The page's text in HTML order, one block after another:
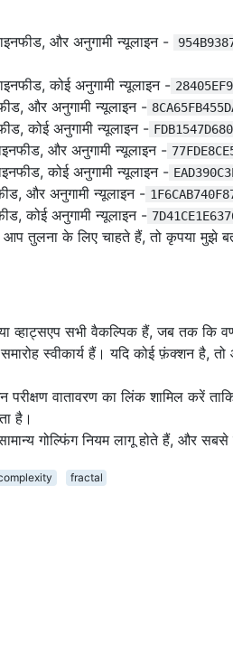
|
|
|
|
|
|
|
|
|
|
|
|
+                     |
| +                   |
+-++                  |
| +                   |
|
+                     |
|
+
+++
और अनुगामी न्यूलाइन -
कोई अनुगामी न्यूलाइन -
और अनुगामी न्यूलाइन -
कोई अनुगामी न्यूलाइन -
और अनुगामी न्यूलाइन -
कोई अनुगामी न्यूलाइन -
और अनुगामी न्यूलाइन -
कोई अनुगामी न्यूलाइन -
आप तुलना के लिए चाहते हैं, तो कृपया मुझे
व्हाट्सएप सभी वैकल्पिक हैं, जब तक कि
समारोह स्वीकार्य हैं। यदि कोई फ़ंक्शन
परीक्षण वातावरण का लिंक शामिल करें
है।
गोल्फिंग नियम लागू होते हैं, और
fractal